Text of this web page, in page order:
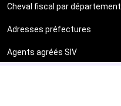
Cheval fiscal par département
Adresses préfectures
Agents agréés SIV